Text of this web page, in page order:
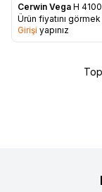
Favorilere
Cerwin Vega H
Ürün fiyatını
Girişi yapınız